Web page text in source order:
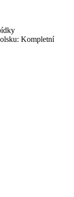
Kompletní